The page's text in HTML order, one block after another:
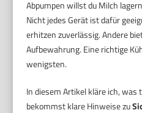
Abpumpen willst du Milch
Nicht jedes Gerät ist dafür
erhitzen zuverlässig. Andere
Aufbewahrung. Eine richtige
wenigsten.
In diesem Artikel kläre ich, was
bekommst klare Hinweise zu